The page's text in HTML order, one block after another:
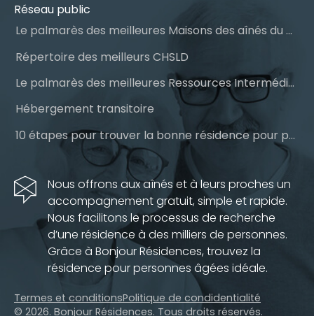
Réseau public
Le palmarès des meilleures Maisons des aînés du Québec
Répertoire des meilleurs CHSLD
Le palmarès des meilleures Ressources Intermédiaires (RI)
Hébergement transitoire
10 étapes pour trouver la bonne résidence pour personnes âgées
Nous offrons aux aînés et à leurs proches un
accompagnement gratuit, simple et rapide.
Nous facilitons le processus de recherche
d’une résidence à des milliers de personnes.
Grâce à Bonjour Résidences, trouvez la
résidence pour personnes âgées idéale.
Termes et conditionsPolitique de condidentialité
© 2026. Bonjour Résidences. Tous droits réservés.